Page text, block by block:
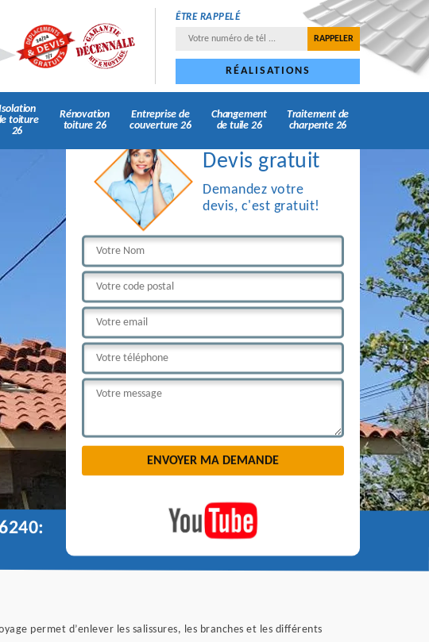
ÊTRE RAPPELÉ
RÉALISATIONS
toiture
26
Rénovation
toiture 26
Entreprise de
couverture 26
Changement
de tuile 26
Traitement de
charpente 26
Devis gratuit
Demandez votre
devis, c'est gratuit!
permet d’enlever les salissures, les branches et les différents